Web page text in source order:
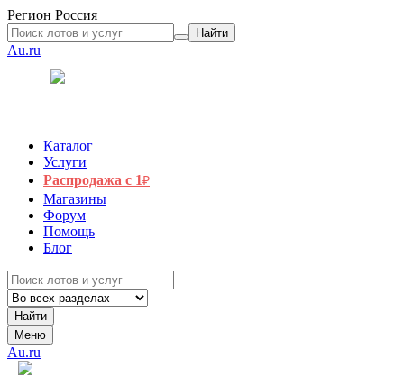
Регион Россия
Найти
Au.ru
Каталог
Услуги
Распродажа с 1₽
Магазины
Форум
Помощь
Блог
Найти
Меню
Au.ru